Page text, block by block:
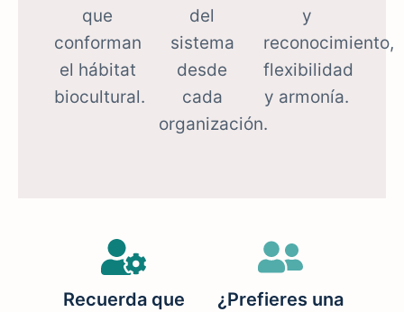
que
conforman
el hábitat
biocultural.
del
sistema
desde
cada
organización.
y
reconocimiento,
flexibilidad
y armonía.
Recuerda que
¿Prefieres una